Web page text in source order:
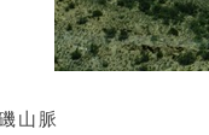
山脈